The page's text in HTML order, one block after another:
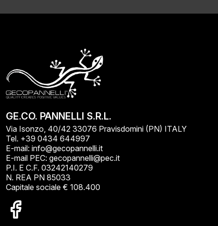
GE.CO. PANNELLI S.R.L.
Via Isonzo, 40/42 33076 Pravisdomini (PN) ITALY
Tel. +39 0434 644997
E-mail: info@gecopannelli.it
E-mail PEC: gecopannelli@pec.it
P.I. E C.F. 03242140279
N. REA PN 85033
Capitale sociale € 108.400